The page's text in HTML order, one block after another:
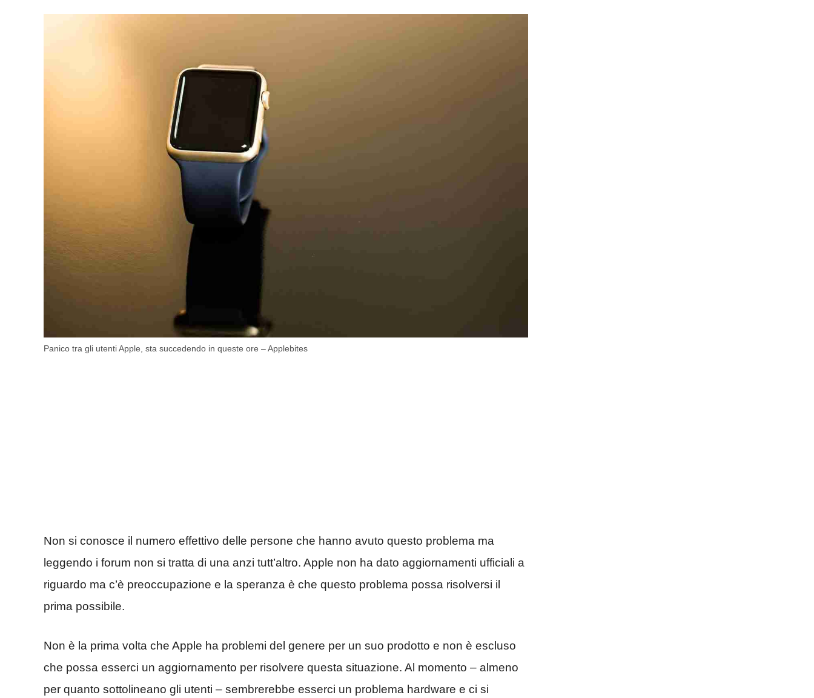
Panico tra gli utenti Apple, sta succedendo in queste ore – Applebites
Non si conosce il numero effettivo delle persone che hanno avuto questo problema ma
leggendo i forum non si tratta di una anzi tutt’altro. Apple non ha dato aggiornamenti ufficiali a
riguardo ma c’è preoccupazione e la speranza è che questo problema possa risolversi il
prima possibile.
Non è la prima volta che Apple ha problemi del genere per un suo prodotto e non è escluso
che possa esserci un aggiornamento per risolvere questa situazione. Al momento – almeno
per quanto sottolineano gli utenti – sembrerebbe esserci un problema hardware e ci si